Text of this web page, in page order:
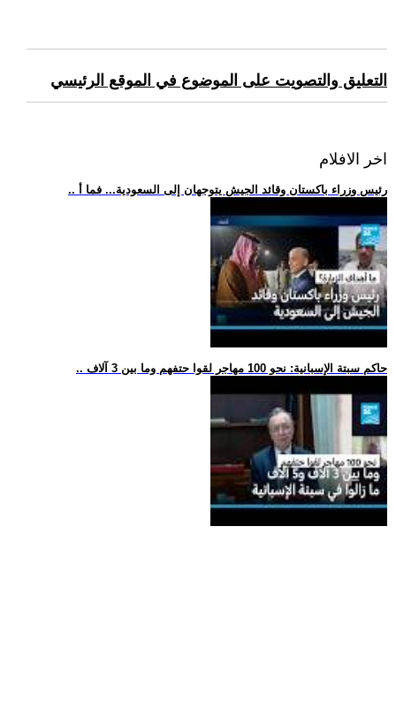
التعليق والتصويت على الموضوع في الموقع الرئيسي
اخر الافلام
.. رئيس وزراء باكستان وقائد الجيش يتوجهان إلى السعودية... فما أ
.. حاكم سبتة الإسبانية: نحو 100 مهاجر لقوا حتفهم وما بين 3 آلاف